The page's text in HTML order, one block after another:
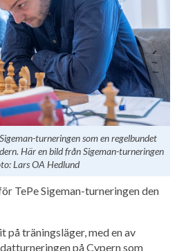
turneringen som en regelbundet
Här en bild från Sigeman-turneringen
Lars OA Hedlund
TePe Sigeman-turneringen den
på träningsläger, med en av
på Cypern som